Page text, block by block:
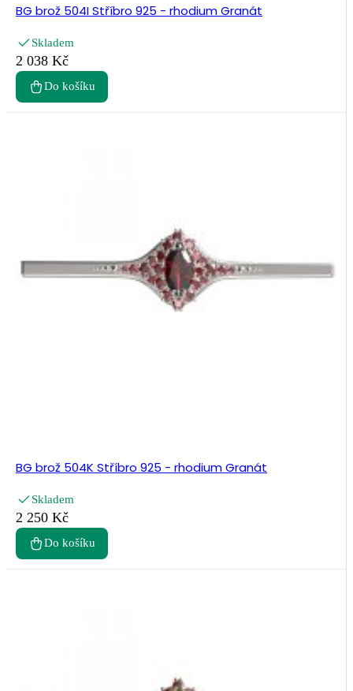
BG brož 504I Stříbro 925 - rhodium Granát
Skladem
2 038 Kč
Do košíku
BG brož 504K Stříbro 925 - rhodium Granát
Skladem
2 250 Kč
Do košíku